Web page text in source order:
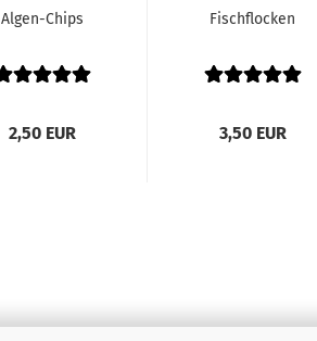
Algen-Chips
2,50 EUR
Fischflocken
3,50 EUR